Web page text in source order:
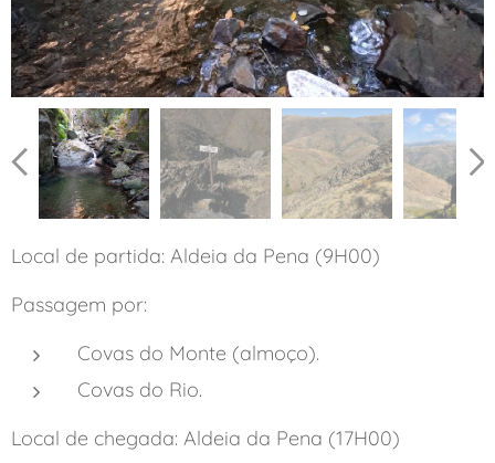
Local de partida: Aldeia da Pena (9H00)
Passagem por:
Covas do Monte (almoço).
Covas do Rio.
Local de chegada: Aldeia da Pena (17H00)